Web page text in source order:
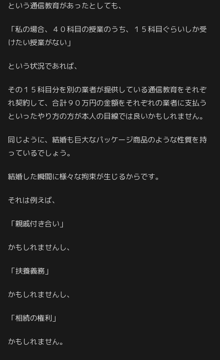
という通信教育があったとしても、
「私の場合、４０科目の授業のうち、１５科目ぐらいしか受
けたい授業がない」
という状況であれば、
その１５科目分を別の業者が提供している通信教育をそれぞ
れ契約して、合計９０万円の金額をそれぞれの業者に支払う
といったやり方の方が本人の目線では良いかもしれません。
同じように、結婚も巨大なパッケージ商品のような性質を持
っているでしょう。
結婚した瞬間に様々な拘束が生じるからです。
それは例えば、
「親戚付き合い」
かもしれませんし、
「扶養義務」
かもしれませんし、
「相続の権利」
かもしれません。